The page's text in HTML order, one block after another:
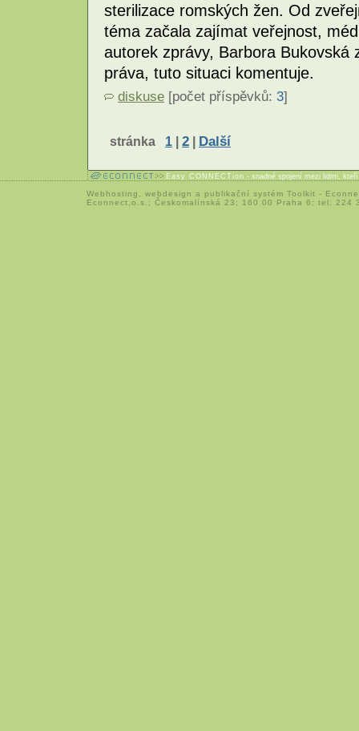
sterilizace romských žen. Od
téma začala zajímat veřejnost,
autorek zprávy, Barbora Bukovská
práva, tuto situaci komentuje.
diskuse [počet příspěvků: 3]
stránka 1 | 2 | Další
Easy CONNECTion - snadné spojení mezi lidmi,
Webhosting webdesign a publikační systém Toolkit -
Econnect,o.s.; Českomalínská 23; 160 00 Praha 6; tel: 224